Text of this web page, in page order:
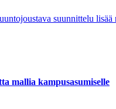
suunnittelu lisää
mallia kampusasumiselle